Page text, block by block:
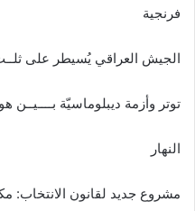
فرنجية
الجيش العراقي يُسيطر على
توتر وأزمة ديبلوماسيّة بــــيــن
النهار
مشروع جديد لقانون الانتخاب: